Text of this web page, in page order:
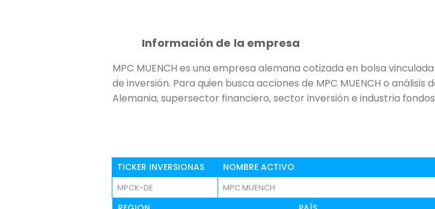
Información de la empresa
MPC MUENCH es una empresa alemana cotizada en bolsa
de inversión. Para quien busca acciones de MPC MUENCH o
Alemania, supersector financiero, sector inversión e industria fondos
TICKER INVERSIONAS NOMBRE ACTIVO
MPCK-DE MPC MUENCH